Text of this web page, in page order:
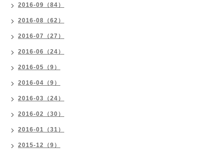
2016-09（84）
2016-08（62）
2016-07（27）
2016-06（24）
2016-05（9）
2016-04（9）
2016-03（24）
2016-02（30）
2016-01（31）
2015-12（9）